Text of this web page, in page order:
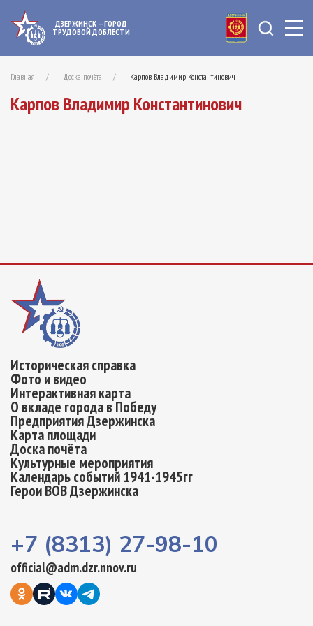
ДЗЕРЖИНСК — ГОРОД
ТРУДОВОЙ ДОБЛЕСТИ
Главная Доска почёта Карпов Владимир Константинович
Карпов Владимир Константинович
Историческая справка
Фото и видео
Интерактивная карта
О вкладе города в Победу
Предприятия Дзержинска
Карта площади
Доска почёта
Культурные мероприятия
Календарь событий 1941-1945гг
Герои ВОВ Дзержинска
+7 (8313) 27-98-10
official@adm.dzr.nnov.ru